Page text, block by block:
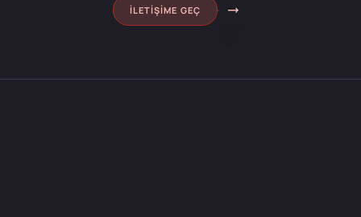
İLETIŞIME GEÇ